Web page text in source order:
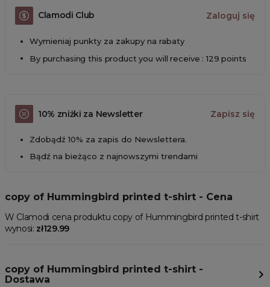
Clamodi Club Zaloguj się
Wymieniaj punkty za zakupy na rabaty
By purchasing this product you will receive : 129 points
10% zniżki za Newsletter Zapisz się
Zdobądź 10% za zapis do Newslettera.
Bądź na bieżąco z najnowszymi trendami
copy of Hummingbird printed t-shirt - Cena
W Clamodi cena produktu copy of Hummingbird printed t-shirt
wynosi: zł129.99
copy of Hummingbird printed t-shirt -
Dostawa